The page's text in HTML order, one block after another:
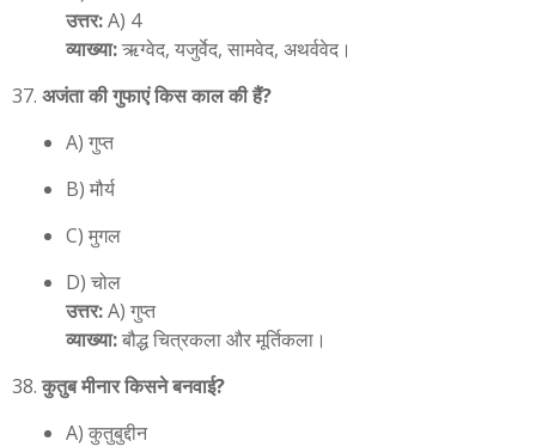
उत्तर:A) 4
व्याख्या:ऋग्वेद, यजुर्वेद, सामवेद, अथर्ववेद।
अजंता की गुफाएं किस काल की हैं?
A) गुप्त
B) मौर्य
C) मुगल
D) चोल
उत्तर:A) गुप्त
व्याख्या:बौद्ध चित्रकला और मूर्तिकला।
कुतुब मीनार किसने बनवाई?
A) कुतुबुद्दीन